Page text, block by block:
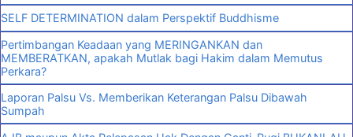
SELF DETERMINATION dalam Perspektif Buddhisme
Pertimbangan Keadaan yang MERINGANKAN dan
MEMBERATKAN, apakah Mutlak bagi Hakim dalam Memutus
Perkara?
Laporan Palsu Vs. Memberikan Keterangan Palsu Dibawah
Sumpah